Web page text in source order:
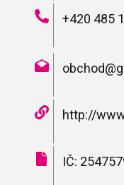
+420 485
http://
IČ: